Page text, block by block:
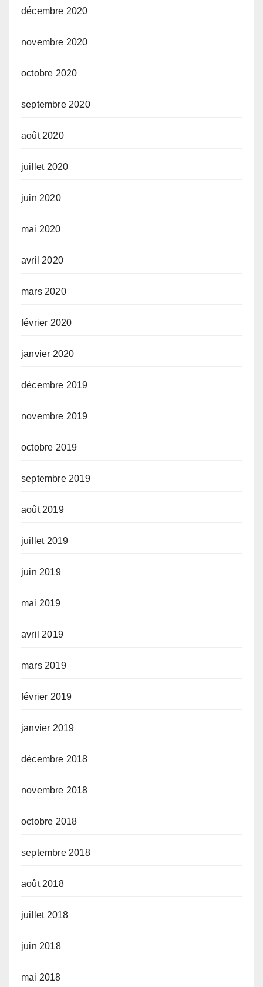
décembre 2020
novembre 2020
octobre 2020
septembre 2020
août 2020
juillet 2020
juin 2020
mai 2020
avril 2020
mars 2020
février 2020
janvier 2020
décembre 2019
novembre 2019
octobre 2019
septembre 2019
août 2019
juillet 2019
juin 2019
mai 2019
avril 2019
mars 2019
février 2019
janvier 2019
décembre 2018
novembre 2018
octobre 2018
septembre 2018
août 2018
juillet 2018
juin 2018
mai 2018